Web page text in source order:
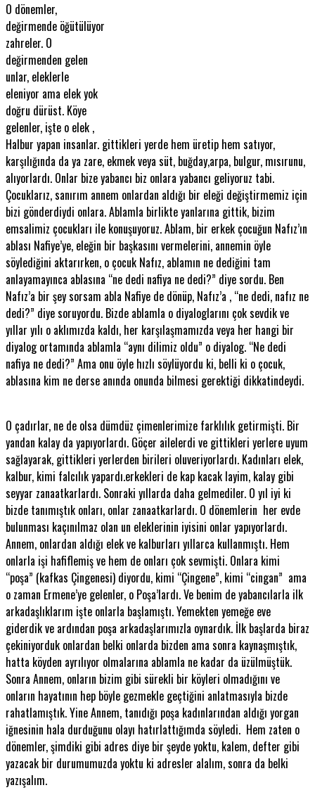
O dönemler,
değirmende öğütülüyor
zahreler. O
değirmenden gelen
unlar, eleklerle
eleniyor ama elek yok
doğru dürüst. Köye
gelenler, işte o elek ,
Halbur yapan insanlar. gittikleri yerde hem üretip hem satıyor,
karşılığında da ya zare, ekmek veya süt, buğday,arpa, bulgur, mısırunu,
alıyorlardı. Onlar bize yabancı biz onlara yabancı geliyoruz tabi.
Çocuklarız, sanırım annem onlardan aldığı bir eleği değiştirmemiz için
bizi gönderdiydi onlara. Ablamla birlikte yanlarına gittik, bizim
emsalimiz çocukları ile konuşuyoruz. Ablam, bir erkek çocuğun Nafız’ın
ablası Nafiye’ye, eleğin bir başkasını vermelerini, annemin öyle
söylediğini aktarırken, o çocuk Nafız, ablamın ne dediğini tam
anlayamayınca ablasına “ne dedi nafiya ne dedi?” diye sordu. Ben
Nafız’a bir şey sorsam abla Nafiye de dönüp, Nafız’a , “ne dedi, nafız ne
dedi?” diye soruyordu. Bizde ablamla o diyaloglarını çok sevdik ve
yıllar yılı o aklımızda kaldı, her karşılaşmamızda veya her hangi bir
diyalog ortamında ablamla “aynı dilimiz oldu” o diyalog. “Ne dedi
nafiya ne dedi?” Ama onu öyle hızlı söylüyordu ki, belli ki o çocuk,
ablasına kim ne derse anında onunda bilmesi gerektiği dikkatindeydi.
O çadırlar, ne de olsa dümdüz çimenlerimize farklılık getirmişti. Bir
yandan kalay da yapıyorlardı. Göçer ailelerdi ve gittikleri yerlere uyum
sağlayarak, gittikleri yerlerden birileri oluveriyorlardı. Kadınları elek,
kalbur, kimi falcılık yapardı.erkekleri de kap kacak layim, kalay gibi
seyyar zanaatkarlardı. Sonraki yıllarda daha gelmediler. O yıl iyi ki
bizde tanımıştık onları, onlar zanaatkarlardı. O dönemlerin her evde
bulunması kaçınılmaz olan un eleklerinin iyisini onlar yapıyorlardı.
Annem, onlardan aldığı elek ve kalburları yıllarca kullanmıştı. Hem
onlarla işi hafiflemiş ve hem de onları çok sevmişti. Onlara kimi
“poşa” (kafkas Çingenesi) diyordu, kimi “Çingene”, kimi “cingan” ama
o zaman Ermene’ye gelenler, o Poşa’lardı. Ve benim de yabancılarla ilk
arkadaşlıklarım işte onlarla başlamıştı. Yemekten yemeğe eve
giderdik ve ardından poşa arkadaşlarımızla oynardık. İlk başlarda biraz
çekiniyorduk onlardan belki onlarda bizden ama sonra kaynaşmıştık,
hatta köyden ayrılıyor olmalarına ablamla ne kadar da üzülmüştük.
Sonra Annem, onların bizim gibi sürekli bir köyleri olmadığını ve
onların hayatının hep böyle gezmekle geçtiğini anlatmasıyla bizde
rahatlamıştık. Yine Annem, tanıdığı poşa kadınlarından aldığı yorgan
iğnesinin hala durduğunu olayı hatırlattığımda söyledi. Hem zaten o
dönemler, şimdiki gibi adres diye bir şeyde yoktu, kalem, defter gibi
yazacak bir durumumuzda yoktu ki adresler alalım, sonra da belki
yazışalım.